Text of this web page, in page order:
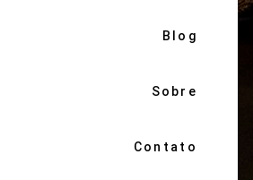
Blog
Sobre
Contato